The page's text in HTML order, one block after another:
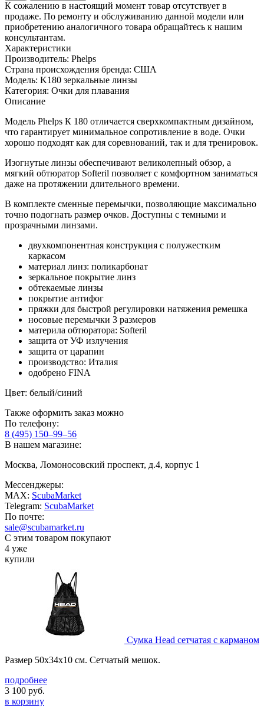
К сожалению в настоящий момент товар отсутствует в
продаже. По ремонту и обслуживанию данной модели или
приобретению аналогичного товара обращайтесь к нашим
консультантам.
Характеристики
Производитель: Phelps
Страна происхождения бренда: США
Модель: K180 зеркальные линзы
Категория: Очки для плавания
Описание
Модель Phelps К 180 отличается сверхкомпактным дизайном,
что гарантирует минимальное сопротивление в воде. Очки
хорошо подходят как для соревнований, так и для тренировок.
Изогнутые линзы обеспечивают великолепный обзор, а
мягкий обтюратор Softeril позволяет с комфортном заниматься
даже на протяжении длительного времени.
В комплекте сменные перемычки, позволяющие максимально
точно подогнать размер очков. Доступны с темными и
прозрачными линзами.
двухкомпонентная конструкция с полужестким
каркасом
материал линз: поликарбонат
зеркальное покрытие линз
обтекаемые линзы
покрытие антифог
пряжки для быстрой регулировки натяжения ремешка
носовые перемычки 3 размеров
материла обтюратора: Softeril
защита от УФ излучения
защита от царапин
производство: Италия
одобрено FINA
Цвет: белый/синий
Также оформить заказ можно
По телефону:
8 (495) 150–99–56
В нашем магазине:
Москва, Ломоносовский проспект, д.4, корпус 1
Мессенджеры:
MAX: ScubaMarket
Telegram: ScubaMarket
По почте:
sale@scubamarket.ru
С этим товаром покупают
4 уже
купили
Сумка Head сетчатая с карманом
Размер 50х34х10 см. Сетчатый мешок.
подробнее
3 100 руб.
в корзину